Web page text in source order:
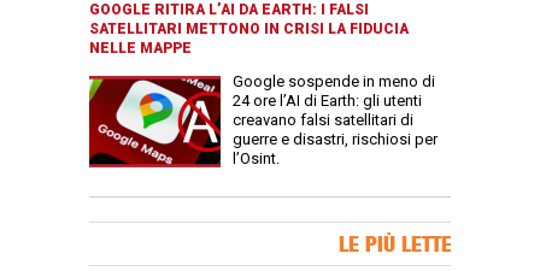
GOOGLE RITIRA L’AI DA EARTH: I FALSI
SATELLITARI METTONO IN CRISI LA FIDUCIA
NELLE MAPPE
Google sospende in meno di
24 ore l’AI di Earth: gli utenti
creavano falsi satellitari di
guerre e disastri, rischiosi per
l’Osint.
LE PIÙ LETTE